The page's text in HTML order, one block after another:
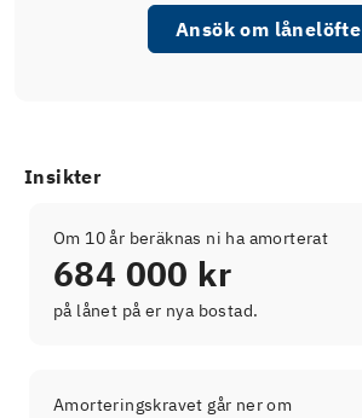
Ansök om lånelöfte
Insikter
Om 10 år beräknas ni ha amorterat
684 000 kr
på lånet på er nya bostad.
Amorteringskravet går ner om